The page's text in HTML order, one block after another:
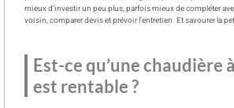
mieux d’investir un peu plus, parfois mieux de compléter
voisin, comparer devis et prévoir l’entretien. Et savourer la
Est-ce qu’une chaudière
est rentable ?